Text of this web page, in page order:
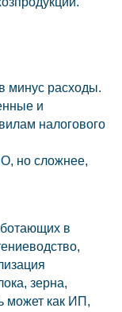
минус расходы.
и
налогового
но сложнее,
в
зерна,
может как ИП,